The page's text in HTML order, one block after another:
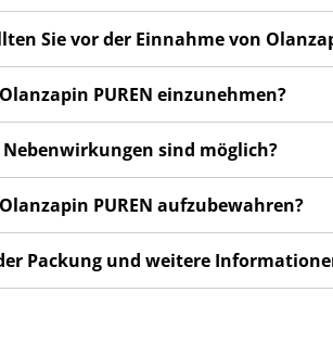
Sie vor der Einnahme von
PUREN einzunehmen?
Nebenwirkungen sind möglich?
PUREN aufzubewahren?
Packung und weitere